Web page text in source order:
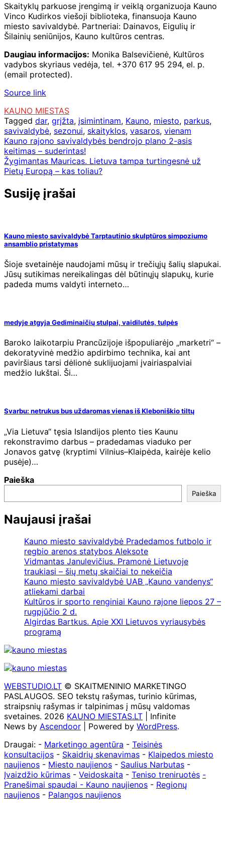
Skaityklų parkuose įrengimą ir veiklą organizuoja Kauno
Vinco Kudirkos viešoji biblioteka, finansuoja Kauno
miesto savivaldybė. Partneriai: Dainavos, Eigulių ir
Šilainių seniūnijos, Kauno kultūros centras.
Daugiau informacijos: Monika Balsevičienė, Kultūros
vadybos skyriaus vedėja, tel. +370 617 95 294, el. p.
(email protected).
Source link
KAUNO MIESTAS
Tagged dar, grįžta, įsimintinam, Kauno, miesto, parkus,
savivaldybė, sezonui, skaityklos, vasaros, vienam
Navigacija
tarp
įrašų
Kauno rajono savivaldybės bendrojo plano 2-asis
keitimas – suderintas!
Žygimantas Mauricas. Lietuva tampa turtingesnė už
Pietų Europą – kas toliau?
Susiję įrašai
Kauno miesto savivaldybė Tarptautinio skulptūros simpoziumo
ansamblio pristatymas
Šioje svetainėje naudojami mūsų ir trečiųjų šalių slapukai.
Jūsų sutikimas nereikalingas dėl būtinųjų slapukų, kurie
padeda mums valdyti interneto…
medyje atgyja Gediminaičių stulpai, vaidilutės, tulpės
Baroko laikotarpiu Prancūzijoje išpopuliarėjo „marketri“ –
dekoratyvinė medžio apdirbimo technika, kai ant
paviršiaus tarsi dėlionė suklijuojami įvairiaspalviai
medžio lukštai. Ši…
Svarbu: netrukus bus uždaromas vienas iš Kleboniškio tiltų
„Via Lietuva“ tęsia Islandijos plento ties Kaunu
rekonstravimo darbus – pradedamas viaduko per
Jonavos gatvę (kryptimi Vilnius–Klaipėda, kairėje kelio
pusėje)…
Paieška
Paieška
Naujausi įrašai
Kauno miesto savivaldybė Pradedamos futbolo ir
regbio arenos statybos Aleksote
Vidmantas Janulevičius. Pramonė Lietuvoje
traukiasi – šių metų skaičiai to nekeičia
Kauno miesto savivaldybė UAB „Kauno vandenys“
atliekami darbai
Kultūros ir sporto renginiai Kauno rajone liepos 27 –
rugpjūčio 2 d.
Algirdas Bartkus. Apie XXI Lietuvos vyriausybės
programą
WEBSTUDIO.LT © SKAITMENINIO MARKETINGO
PASLAUGOS. SEO tekstų rašymas, turinio kūrimas,
straipsnių rašymas ir talpinimas į mūsų valdomas
svetaines. 2026 KAUNO MIESTAS.LT | Infinite
News by Ascendoor | Powered by WordPress.
Draugai: - Marketingo agentūra - Teisinės
konsultacijos - Skaidrių skenavimas - Klaipedos miesto
naujienos - Miesto naujienos - Saulius Narbutas -
Įvaizdžio kūrimas - Veidoskaita - Teniso treniruotės -
Pranešimai spaudai - Kauno naujienos - Regionų
naujienos - Palangos naujienos